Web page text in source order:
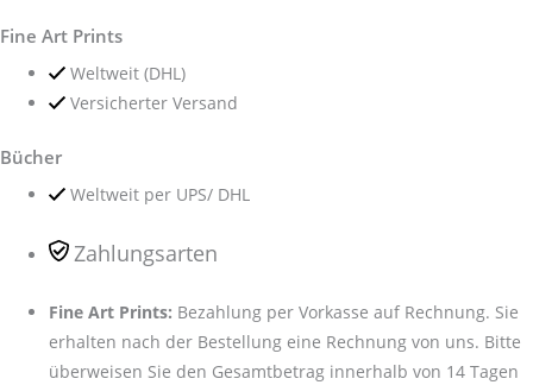
Fine Art Prints
Weltweit (DHL)
Versicherter Versand
Bücher
Weltweit per UPS/ DHL
Zahlungsarten
Fine Art Prints: Bezahlung per Vorkasse auf Rechnung. Sie
erhalten nach der Bestellung eine Rechnung von uns. Bitte
überweisen Sie den Gesamtbetrag innerhalb von 14 Tagen